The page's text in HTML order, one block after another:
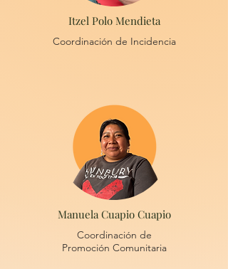
Itzel Polo Mendieta
Coordinación de Incidencia
Manuela Cuapio Cuapio
Coordinación de
Promoción Comunitaria